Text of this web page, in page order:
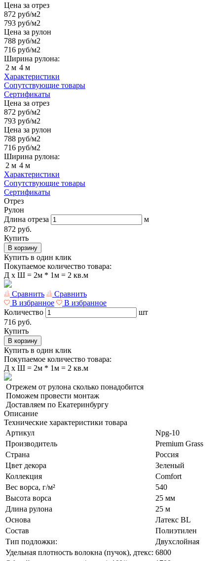
Цена за отрез
872 руб/м2
793 руб/м2
Цена за рулон
788 руб/м2
716 руб/м2
Ширина рулона:
2 м 4 м
Характеристики
Сопутствующие товары
Сертификаты
Цена за отрез
872 руб/м2
793 руб/м2
Цена за рулон
788 руб/м2
716 руб/м2
Ширина рулона:
2 м 4 м
Характеристики
Сопутствующие товары
Сертификаты
Отрез
Рулон
Длина отреза
м
872 руб.
Купить
В корзину
Купить в один клик
Покупаемое количество товара:
Д x Ш = 2м * 1м = 2 кв.м
Сравнить
Сравнить
В избранное
В избранное
Количество
шт
716 руб.
Купить
В корзину
Купить в один клик
Покупаемое количество товара:
Д x Ш = 2м * 1м = 2 кв.м
Отрежем от рулона сколько понадобится
Поможем провести монтаж
Доставляем по Екатеринбургу
Описание
Технические характеристики товара
Артикул
Npg-10
Производитель
Premium Grass
Страна
Россия
Цвет декора
Зеленый
Коллекция
Comfort
Вес ворса, г/м²
540
Высота ворса
25 мм
Длина рулона
25 м
Основа
Латекс BL
Состав
Полиэтилен
Тип подложки:
Двухслойная
Удельная плотность волокна (пучок), дтекс: 6800